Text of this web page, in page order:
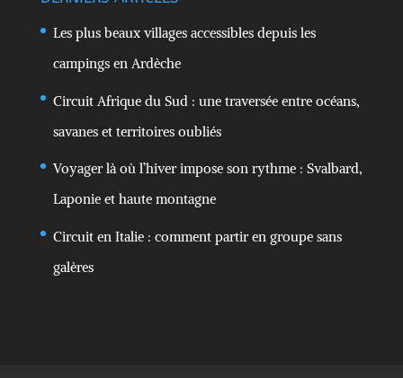
Les plus beaux villages accessibles depuis les
campings en Ardèche
Circuit Afrique du Sud : une traversée entre océans,
savanes et territoires oubliés
Voyager là où l’hiver impose son rythme : Svalbard,
Laponie et haute montagne
Circuit en Italie : comment partir en groupe sans
galères